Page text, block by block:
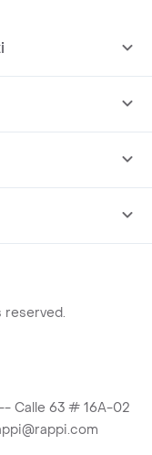
reserved.
Calle 63 # 16A-02